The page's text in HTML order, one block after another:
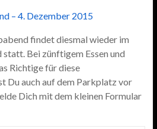
findet diesmal wieder im
Bei zünftigem Essen und
Richtige für diese
Du auch auf dem Parkplatz vor
Dich mit dem kleinen Formular